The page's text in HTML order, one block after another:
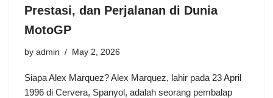
Prestasi, dan Perjalanan di Dunia
MotoGP
by admin May 2, 2026
Siapa Alex Marquez? Alex Marquez, lahir pada 23 April
1996 di Cervera, Spanyol, adalah seorang pembalap